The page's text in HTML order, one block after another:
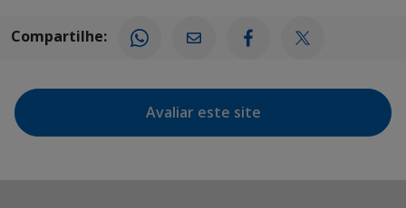
Compartilhe:
Avaliar este site